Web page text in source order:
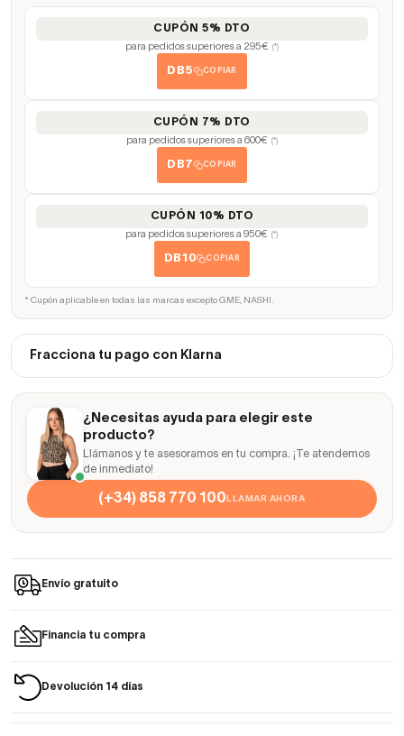
CUPÓN 5% DTO
para pedidos superiores a 295€ (*)
DB5 COPIAR
CUPÓN 7% DTO
para pedidos superiores a 600€ (*)
DB7 COPIAR
CUPÓN 10% DTO
para pedidos superiores a 950€ (*)
DB10 COPIAR
* Cupón aplicable en todas las marcas excepto GME, NASHI.
Fracciona tu pago con Klarna
¿Necesitas ayuda para elegir este
producto?
Llámanos y te asesoramos en tu compra. ¡Te atendemos
de inmediato!
(+34) 858 770 100LLAMAR AHORA
Envío gratuito
Financia tu compra
Devolución 14 días